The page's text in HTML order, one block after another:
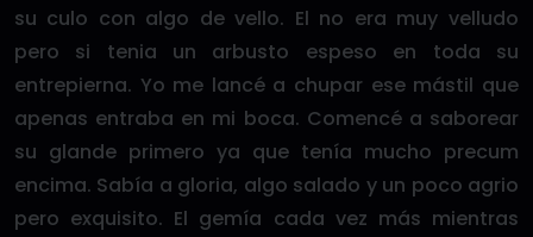
su culo con algo de vello. El no era muy velludo
pero si tenia un arbusto espeso en toda su
entrepierna. Yo me lancé a chupar ese mástil que
apenas entraba en mi boca. Comencé a saborear
su glande primero ya que tenía mucho precum
encima. Sabía a gloria, algo salado y un poco agrio
pero exquisito. El gemía cada vez más mientras